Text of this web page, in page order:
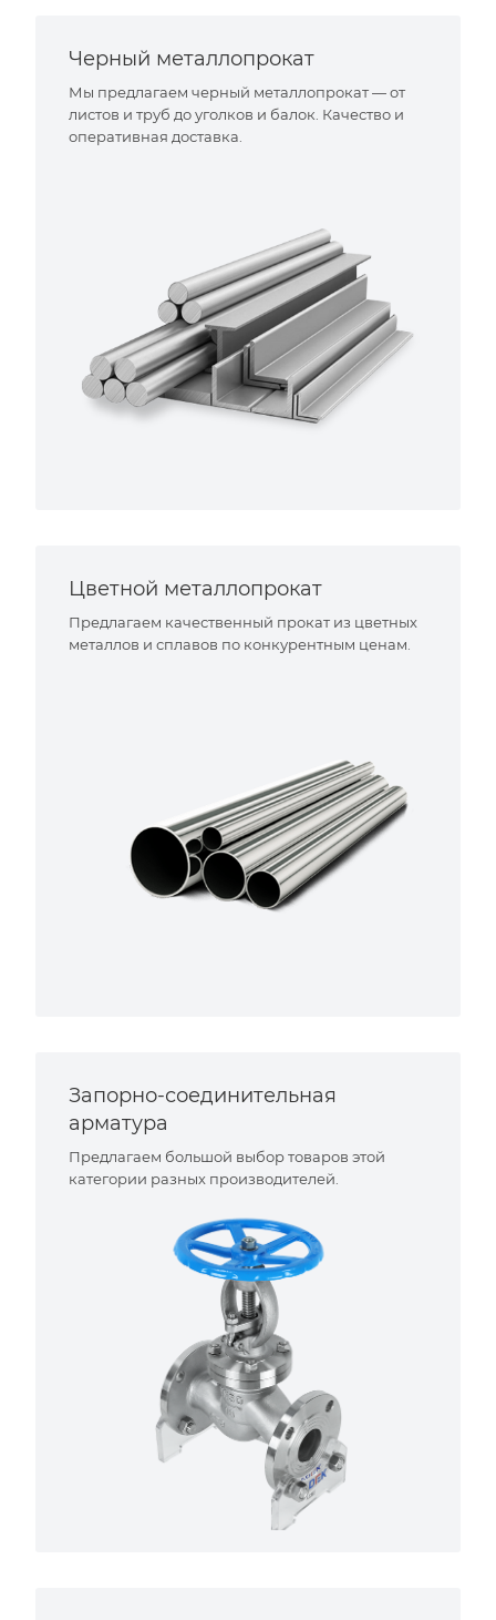
Черный металлопрокат
Мы предлагаем черный металлопрокат — от
листов и труб до уголков и балок. Качество и
оперативная доставка.
Цветной металлопрокат
Предлагаем качественный прокат из цветных
металлов и сплавов по конкурентным ценам.
Запорно-соединительная
арматура
Предлагаем большой выбор товаров этой
категории разных производителей.